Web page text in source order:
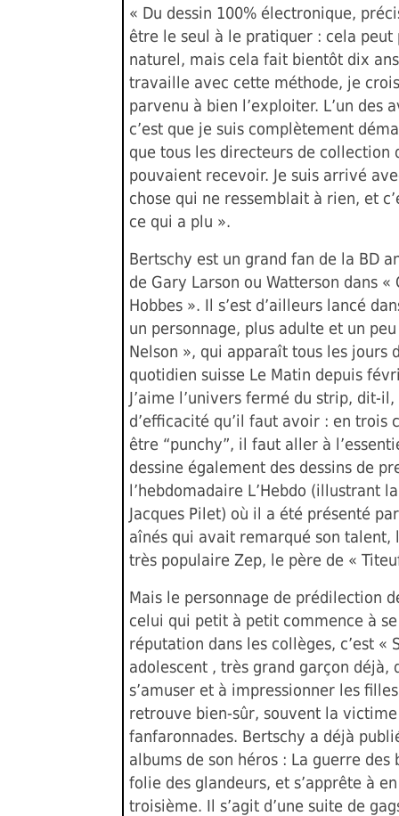
« Du dessin 100% électronique,
être le seul à le pratiquer : cela peut
naturel, mais cela fait bientôt dix
travaille avec cette méthode, je
parvenu à bien l’exploiter. L’un des
c’est que je suis complètement
que tous les directeurs de collection
pouvaient recevoir. Je suis arrivé
chose qui ne ressemblait à rien, et
ce qui a plu ».
Bertschy est un grand fan de la BD
de Gary Larson ou Watterson dans «
Hobbes ». Il s’est d’ailleurs lancé
un personnage, plus adulte et un
Nelson », qui apparaît tous les jours
quotidien suisse Le Matin depuis
J’aime l’univers fermé du strip, dit-
d’efficacité qu’il faut avoir : en trois
être “punchy”, il faut aller à
dessine également des dessins de
l’hebdomadaire L’Hebdo (illustrant
Jacques Pilet) où il a été présenté
aînés qui avait remarqué son talent,
très populaire Zep, le père de «
Mais le personnage de prédilection
celui qui petit à petit commence à
réputation dans les collèges, c’est «
adolescent , très grand garçon déjà,
s’amuser et à impressionner les
retrouve bien-sûr, souvent la victime
fanfaronnades. Bertschy a déjà
albums de son héros : La guerre des
folie des glandeurs, et s’apprête à
troisième. Il s’agit d’une suite de